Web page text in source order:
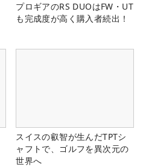
プロギアのRS DUOはFW・UT
も完成度が高く購入者続出！
スイスの叡智が生んだTPTシ
ャフトで、ゴルフを異次元の
世界へ